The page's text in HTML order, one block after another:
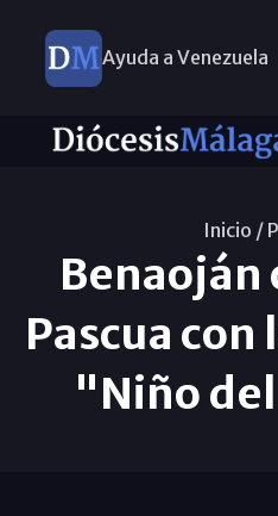
Ayuda a Venezuela
Inicio /
Benaoján
Pascua con
"Niño